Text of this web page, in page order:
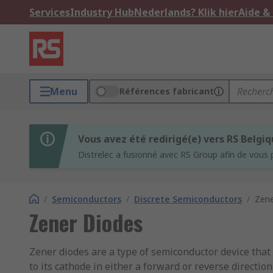
ServicesIndustry HubNederlands? Klik hierAide
Menu Références fabricant
Vous avez été redirigé(e) vers RS
Distrelec a fusionné avec RS Group afin de
/ Semiconductors / Discrete Semiconductors /
Zener Diodes
Zener diodes are a type of semiconductor device
to its cathode in either a forward or reverse